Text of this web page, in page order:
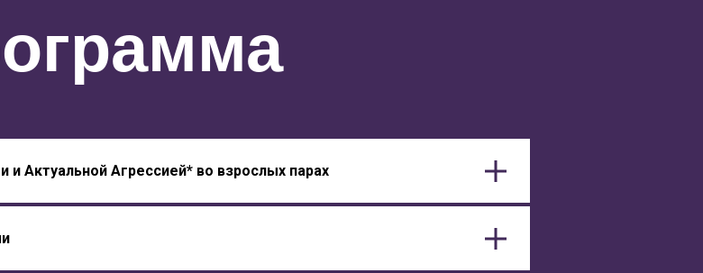
Актуальной Агрессией* во взрослых парах